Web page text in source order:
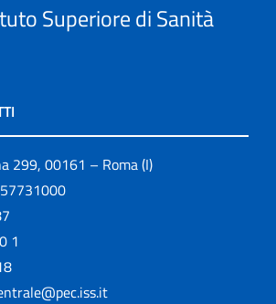
Superiore di Sanità
299, 00161 – Roma (I)
1